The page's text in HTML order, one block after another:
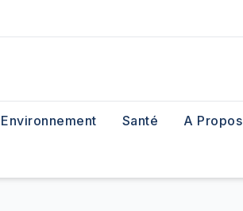
Environnement Santé A Propos